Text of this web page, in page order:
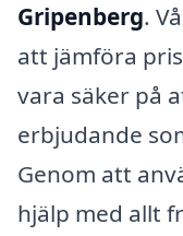
Gripenberg.
att jämföra
vara säker på
erbjudande
Genom att
hjälp med allt